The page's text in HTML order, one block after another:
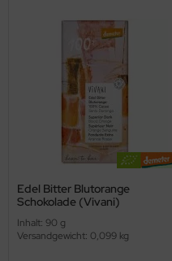
Edel Bitter Blutorange
Schokolade (Vivani)
Inhalt: 90 g
Versandgewicht: 0,099 kg